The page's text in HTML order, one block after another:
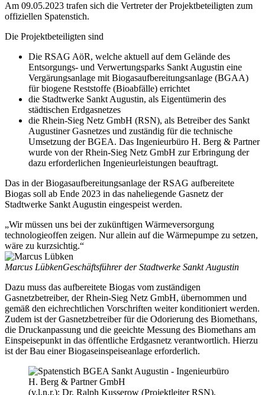
Am 09.05.2023 trafen sich die Vertreter der Projektbeteiligten zum
offiziellen Spatenstich.
Die Projektbeteiligten sind
Die RSAG AöR, welche aktuell auf dem Gelände des
Entsorgungs- und Verwertungsparks Sankt Augustin eine
Vergärungsanlage mit Biogasaufbereitungsanlage (BGAA)
für biogene Reststoffe (Bioabfälle) errichtet
die Stadtwerke Sankt Augustin, als Eigentümerin des
städtischen Erdgasnetzes
die Rhein-Sieg Netz GmbH (RSN), als Betreiber des Sankt
Augustiner Gasnetzes und zuständig für die technische
Umsetzung der BGEA. Das Ingenieurbüro H. Berg & Partner
wurde von der Rhein-Sieg Netz GmbH zur Erbringung der
dazu erforderlichen Ingenieurleistungen beauftragt.
Das in der Biogasaufbereitungsanlage der RSAG aufbereitete
Biogas soll ab Ende 2023 in das naheliegende Gasnetz der
Stadtwerke Sankt Augustin eingespeist werden.
„Wir müssen uns bei der zukünftigen Wärmeversorgung
technologieoffen zeigen. Nur allein auf die Wärmepumpe zu setzen,
wäre zu kurzsichtig.“
Marcus LübkenGeschäftsführer der Stadtwerke Sankt Augustin
Dazu muss das aufbereitete Biogas vom zuständigen
Gasnetzbetreiber, der Rhein-Sieg Netz GmbH, übernommen und
gemäß den eichrechtlichen Vorschriften weiter konditioniert werden.
Zudem ist der Gasnetzbetreiber für die Odorierung des Biomethans,
die Druckanpassung und die geeichte Messung des Biomethans am
Einspeisepunkt in das öffentliche Erdgasnetz verantwortlich. Hierzu
ist der Bau einer Biogaseinspeiseanlage erforderlich.
(v.l.n.r.): Dr. Ralph Kusserow (Projektleiter RSN),